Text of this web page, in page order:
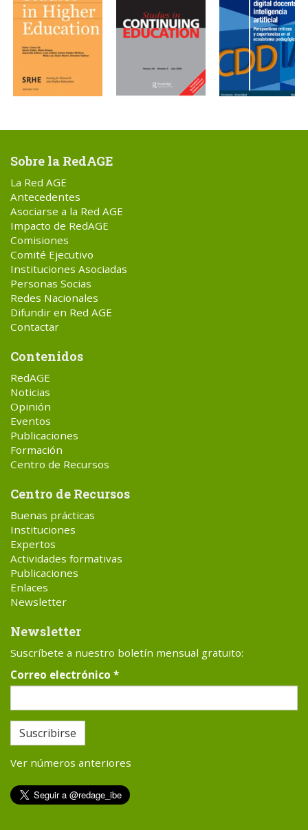
Sobre la RedAGE
La Red AGE
Antecedentes
Asociarse a la Red AGE
Impacto de RedAGE
Comisiones
Comité Ejecutivo
Instituciones Asociadas
Personas Socias
Redes Nacionales
Difundir en Red AGE
Contactar
Contenidos
RedAGE
Noticias
Opinión
Eventos
Publicaciones
Formación
Centro de Recursos
Centro de Recursos
Buenas prácticas
Instituciones
Expertos
Actividades formativas
Publicaciones
Enlaces
Newsletter
Newsletter
Suscríbete a nuestro boletín mensual gratuito:
Correo electrónico *
Suscribirse
Ver números anteriores